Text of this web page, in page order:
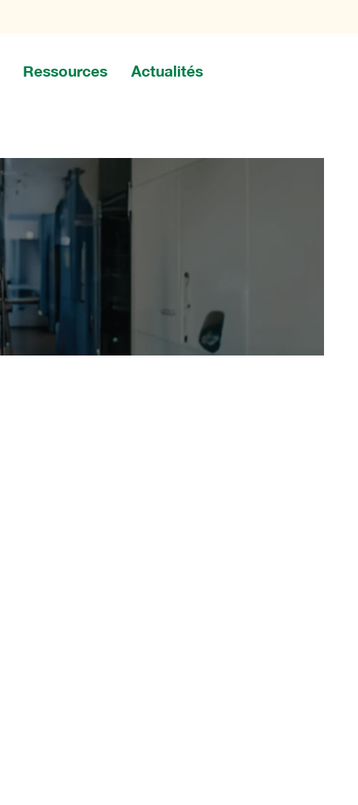
Ressources Actualités